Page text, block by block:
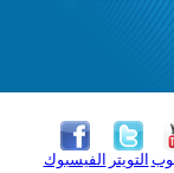
الفيسبوك التويتر